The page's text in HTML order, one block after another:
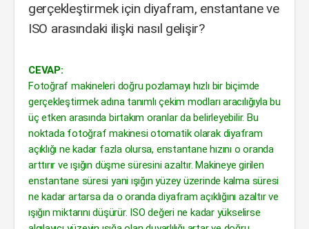
gerçekleştirmek için diyafram, enstantane ve
ISO arasındaki ilişki nasıl gelişir?
CEVAP:
Fotoğraf makineleri doğru pozlamayı hızlı bir biçimde
gerçekleştirmek adına tanımlı çekim modları aracılığıyla bu
üç etken arasında birtakım oranlar da belirleyebilir. Bu
noktada fotoğraf makinesi otomatik olarak diyafram
açıklığı ne kadar fazla olursa, enstantane hızını o oranda
arttırır ve ışığın düşme süresini azaltır. Makineye girilen
enstantane süresi yani ışığın yüzey üzerinde kalma süresi
ne kadar artarsa da o oranda diyafram açıklığını azaltır ve
ışığın miktarını düşürür. ISO değeri ne kadar yükselirse